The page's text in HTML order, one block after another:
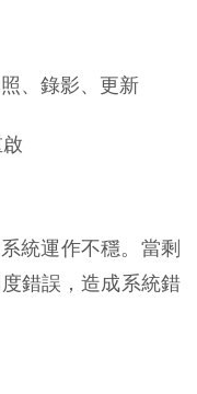
、錄影、更新
統運作不穩。當剩
錯誤，造成系統錯